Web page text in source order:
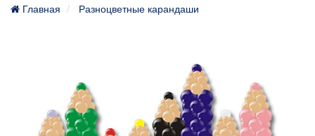
Главная Разноцветные карандаши